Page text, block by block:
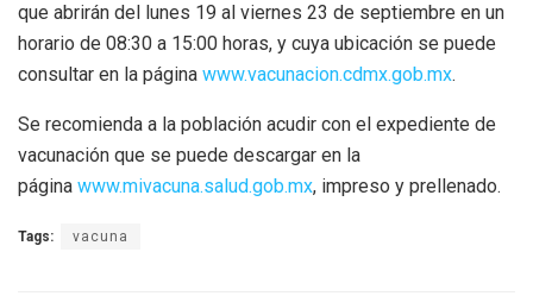
que abrirán del lunes 19 al viernes 23 de septiembre en un
horario de 08:30 a 15:00 horas, y cuya ubicación se puede
consultar en la página www.vacunacion.cdmx.gob.mx.
Se recomienda a la población acudir con el expediente de
vacunación que se puede descargar en la
página www.mivacuna.salud.gob.mx, impreso y prellenado.
Tags: vacuna